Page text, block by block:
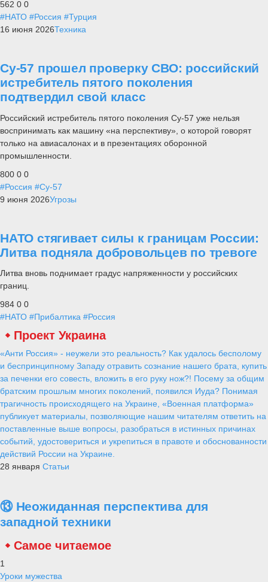
562 0 0
#НАТО #Россия #Турция
16 июня 2026Техника
Су-57 прошел проверку СВО: российский
истребитель пятого поколения
подтвердил свой класс
Российский истребитель пятого поколения Су-57 уже нельзя
воспринимать как машину «на перспективу», о которой говорят
только на авиасалонах и в презентациях оборонной
промышленности.
800 0 0
#Россия #Су-57
9 июня 2026Угрозы
НАТО стягивает силы к границам России:
Литва подняла добровольцев по тревоге
Литва вновь поднимает градус напряженности у российских
границ.
984 0 0
#НАТО #Прибалтика #Россия
Проект Украина
«Анти Россия» - неужели это реальность? Как удалось бесполому
и беспринципному Западу отравить сознание нашего брата, купить
за печенки его совесть, вложить в его руку нож?! Посему за общим
братским прошлым многих поколений, появился Иуда? Понимая
трагичность происходящего на Украине, «Военная платформа»
публикует материалы, позволяющие нашим читателям ответить на
поставленные выше вопросы, разобраться в истинных причинах
событий, удостовериться и укрепиться в правоте и обоснованности
действий России на Украине.
28 января Статьи
⑬ Неожиданная перспектива для
западной техники
Самое читаемое
1
Уроки мужества